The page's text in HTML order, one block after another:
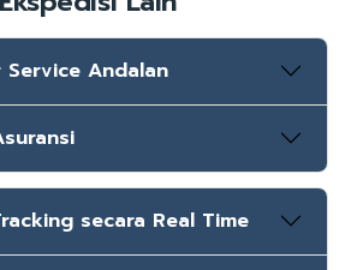
Service Andalan
secara Real Time